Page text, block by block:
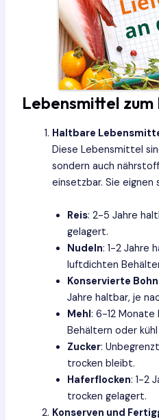
Lebensmittel
Haltbare
Diese Lebensmittel
sondern auch
einsetzbar. Sie
Reis: 2-5 Jahre
gelagert.
Nudeln: 1-2 Jahre
luftdichten
Konservierte
Jahre haltbar, je
Mehl: 6-12
Behältern oder
Zucker:
trocken bleibt.
Haferflocken: 1-2
trocken gelagert.
Konserven und